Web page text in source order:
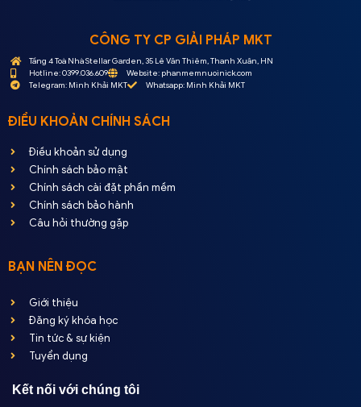
CÔNG TY CP GIẢI PHÁP MKT
Tầng 4 Toà Nhà Stellar Garden, 35 Lê Văn Thiêm, Thanh Xuân, HN
Hotline: 0399.036.609
Website: phanmemnuoinick.com
Telegram: Minh Khải MKT
Whatsapp: Minh Khải MKT
ĐIỀU KHOẢN CHÍNH SÁCH
Điều khoản sử dụng
Chính sách bảo mật
Chính sách cài đặt phần mềm
Chính sách bảo hành
Câu hỏi thường gặp
BẠN NÊN ĐỌC
Giới thiệu
Đăng ký khóa học
Tin tức & sự kiện
Tuyển dụng
Kết nối với chúng tôi